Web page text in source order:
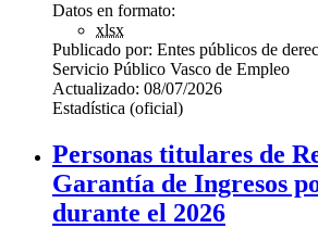
Datos en formato:
xlsx
Publicado por: Entes públicos de
Servicio Público Vasco de Empleo
Actualizado: 08/07/2026
Estadística (oficial)
Personas titulares de
Garantía de Ingresos
durante el 2026